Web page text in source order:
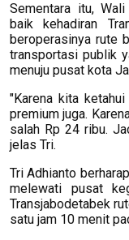
Sementara itu,
baik kehadiran
beroperasinya rute
transportasi publik
menuju pusat kota
"Karena kita
premium juga.
salah Rp 24 ribu.
jelas Tri.
Tri Adhianto
melewati pusat
Transjabodetabek
satu jam 10 menit